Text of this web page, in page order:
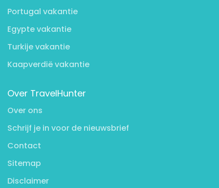
Portugal vakantie
Egypte vakantie
Turkije vakantie
Kaapverdië vakantie
Over TravelHunter
Over ons
Schrijf je in voor de nieuwsbrief
Contact
Sitemap
Disclaimer